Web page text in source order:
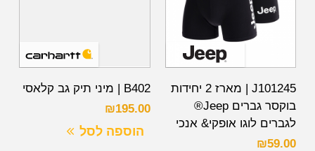
J101245 | מארז 2 יחידות
בוקסר גברים Jeep®
לגברים לוגו אופקי& אנכי
₪59.00
B402 | מיני תיק גב קלאסי
₪195.00
הוספה לסל